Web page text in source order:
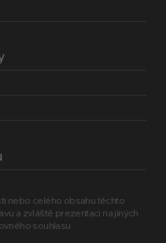
nebo celého obsahu těchto
a zvláště prezentaci na jiných
souhlasu.